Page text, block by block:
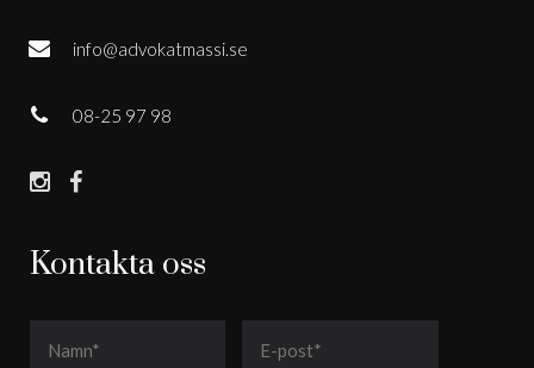
Kontakta oss
info@advokatmassi.se
08-25 97 98